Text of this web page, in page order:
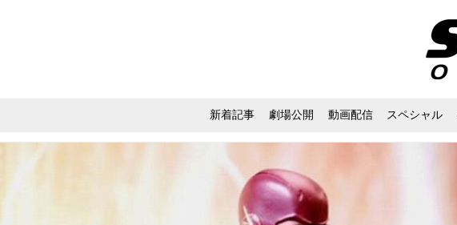
新着記事 劇場公開 動画配信 スペシャル